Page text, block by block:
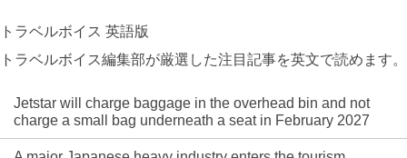
トラベルボイス 英語版
トラベルボイス編集部が厳選した注目記事を英文で読めます。
Jetstar will charge baggage in the overhead bin and not
charge a small bag underneath a seat in February 2027